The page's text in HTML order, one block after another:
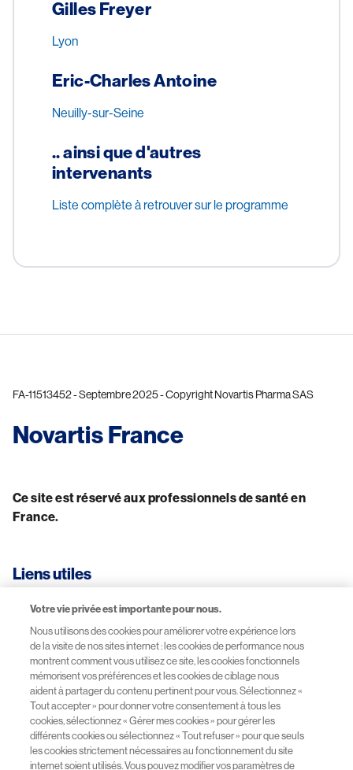
Gilles Freyer
Lyon
Eric-Charles Antoine
Neuilly-sur-Seine
.. ainsi que d'autres
intervenants
Liste complète à retrouver sur le programme
FA-11513452 - Septembre 2025 - Copyright Novartis Pharma SAS
Novartis France
Ce site est réservé aux professionnels de santé en
France.
Liens utiles
Données personnelles
Site Novartis France
Sitemap
Votre vie privée est importante pour nous.
Nous utilisons des cookies pour améliorer votre expérience lors
de la visite de nos sites internet : les cookies de performance nous
montrent comment vous utilisez ce site, les cookies fonctionnels
mémorisent vos préférences et les cookies de ciblage nous
aident à partager du contenu pertinent pour vous. Sélectionnez «
Tout accepter » pour donner votre consentement à tous les
cookies, sélectionnez « Gérer mes cookies » pour gérer les
différents cookies ou sélectionnez « Tout refuser » pour que seuls
les cookies strictement nécessaires au fonctionnement du site
internet soient utilisés. Vous pouvez modifier vos paramètres de